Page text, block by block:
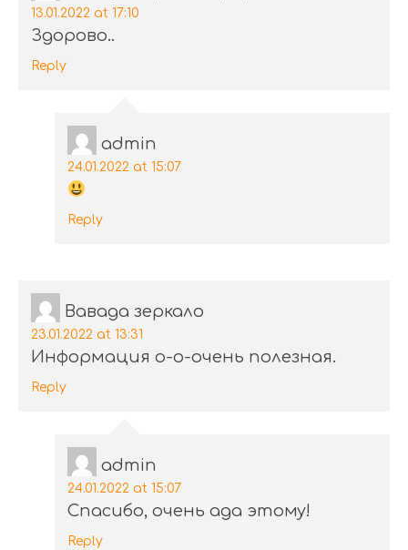
13.01.2022 at 17:10
Здорово..
Reply
admin
24.01.2022 at 15:07
Reply
Вавада зеркало
23.01.2022 at 13:31
Информация о-о-очень полезная.
Reply
admin
24.01.2022 at 15:07
Спасибо, очень ада этому!
Reply